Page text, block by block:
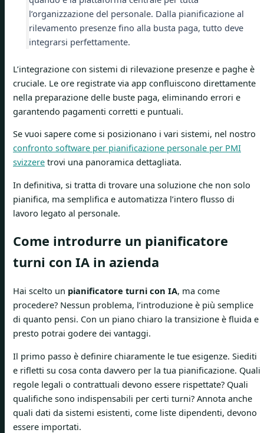
l’organizzazione del personale. Dalla pianificazione al
rilevamento presenze fino alla busta paga, tutto deve
integrarsi perfettamente.
L’integrazione con sistemi di rilevazione presenze e paghe è
cruciale. Le ore registrate via app confluiscono direttamente
nella preparazione delle buste paga, eliminando errori e
garantendo pagamenti corretti e puntuali.
Se vuoi sapere come si posizionano i vari sistemi, nel nostro
confronto software per pianificazione personale per PMI
svizzere trovi una panoramica dettagliata.
In definitiva, si tratta di trovare una soluzione che non solo
pianifica, ma semplifica e automatizza l’intero flusso di
lavoro legato al personale.
Come introdurre un pianificatore
turni con IA in azienda
Hai scelto un pianificatore turni con IA, ma come
procedere? Nessun problema, l’introduzione è più semplice
di quanto pensi. Con un piano chiaro la transizione è fluida e
presto potrai godere dei vantaggi.
Il primo passo è definire chiaramente le tue esigenze. Siediti
e rifletti su cosa conta davvero per la tua pianificazione. Quali
regole legali o contrattuali devono essere rispettate? Quali
qualifiche sono indispensabili per certi turni? Annota anche
quali dati da sistemi esistenti, come liste dipendenti, devono
essere importati.